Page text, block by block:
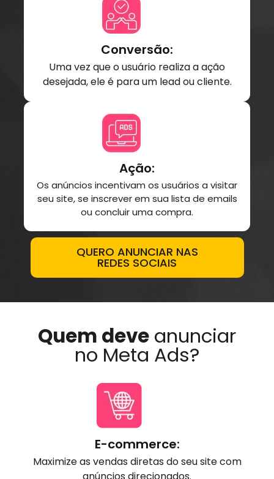
Conversão:
Uma vez que o usuário realiza a ação
desejada, ele é para um lead ou cliente.
Ação:
Os anúncios incentivam os usuários a visitar
seu site, se inscrever em sua lista de emails
ou concluir uma compra.
QUERO ANUNCIAR NAS
REDES SOCIAIS
Quem deve anunciar
no Meta Ads?
E-commerce:
Maximize as vendas diretas do seu site com
anúncios direcionados.